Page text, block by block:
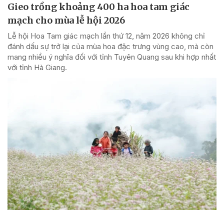
Gieo trồng khoảng 400 ha hoa tam giác
mạch cho mùa lễ hội 2026
Lễ hội Hoa Tam giác mạch lần thứ 12, năm 2026 không chỉ
đánh dấu sự trở lại của mùa hoa đặc trưng vùng cao, mà còn
mang nhiều ý nghĩa đối với tỉnh Tuyên Quang sau khi hợp nhất
với tỉnh Hà Giang.